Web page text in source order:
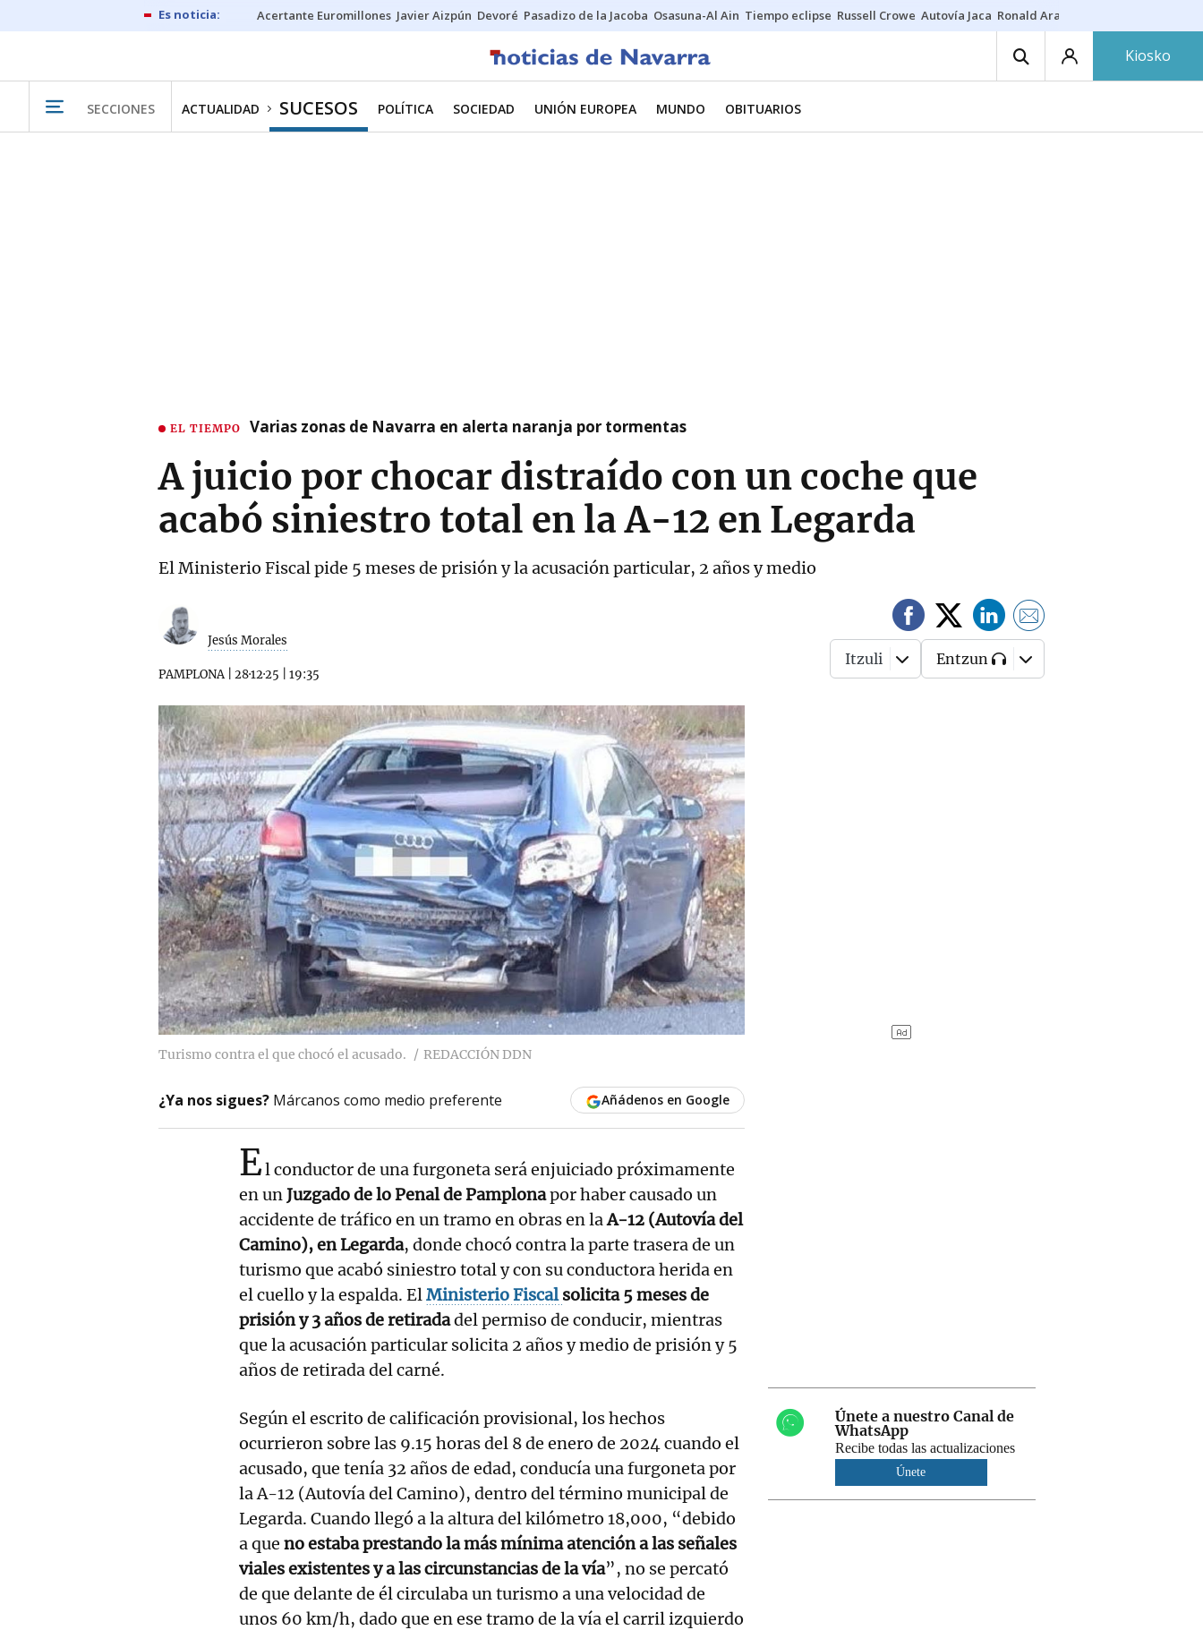
Acertante Euromillones Javier Aizpún Devoré Pasadizo de la Jacoba Osasuna-Al Ain Tiempo eclipse Russell Crowe Autovía Jaca Ronald Araújo
Kiosko
SECCIONES ACTUALIDAD SUCESOS POLÍTICA SOCIEDAD UNIÓN EUROPEA MUNDO OBITUARIOS
EL TIEMPO Varias zonas de Navarra en alerta naranja por tormentas
A juicio por chocar distraído con un coche que
acabó siniestro total en la A-12 en Legarda
El Ministerio Fiscal pide 5 meses de prisión y la acusación particular, 2 años y medio
Jesús Morales
PAMPLONA| 28·12·25 19:35
Itzuli Entzun
Turismo contra el que chocó el acusado. REDACCIÓN DDN
¿Ya nos sigues? Márcanos como medio preferente Añádenos en Google
El conductor de una furgoneta será enjuiciado próximamente
en unJuzgado de lo Penal de Pamplonapor haber causado un
accidente de tráfico en un tramo en obras en laA-12 (Autovía del
Camino), en Legarda, donde chocó contra la parte trasera de un
turismo que acabó siniestro total y con su conductora herida en
el cuello y la espalda. ElMinisterio Fiscalsolicita 5 meses de
prisión y 3 años de retiradadel permiso de conducir, mientras
que la acusación particular solicita 2 años y medio de prisión y 5
años de retirada del carné.
Según el escrito de calificación provisional, los hechos
ocurrieron sobre las 9.15 horas del 8 de enero de 2024 cuando el
acusado, que tenía 32 años de edad, conducía una furgoneta por
la A-12 (Autovía del Camino), dentro del término municipal de
Legarda. Cuando llegó a la altura del kilómetro 18,000, “debido
a que no estaba prestando la más mínima atención a las señales
viales existentes y a las circunstancias de la vía”, no se percató
de que delante de él circulaba un turismo a una velocidad de
unos 60 km/h, dado que en ese tramo de la vía el carril izquierdo
Únete a nuestro Canal de
WhatsApp
Recibe todas las actualizaciones
Únete